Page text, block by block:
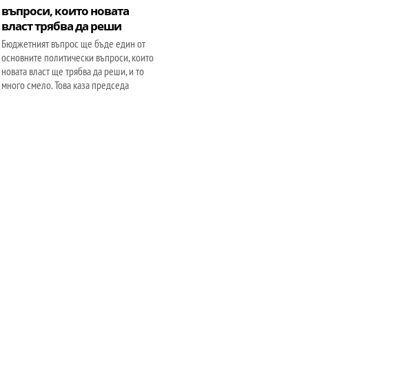
въпроси, които новата
власт трябва да реши
Бюджетният въпрос ще бъде един от
основните политически въпроси, които
новата власт ще трябва да реши, и то
много смело. Това каза председа